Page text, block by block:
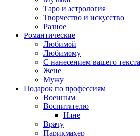
Таро и астрология
Творчество и искусство
Разное
Романтические
Любимой
Любимому
С нанесением вашего текста
Жене
Мужу
Подарок по профессиям
Военным
Воспитателю
Няне
Врачу
Парикмахер